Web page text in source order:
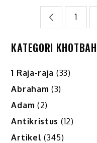
Posts
pagination
1
KATEGORI KHOTBAH
1 Raja-raja (33)
Abraham (3)
Adam (2)
Antikristus (12)
Artikel (345)